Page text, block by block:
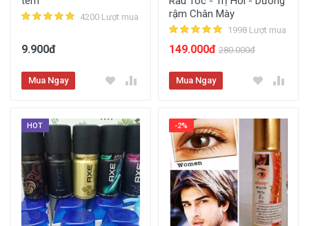
4200 Lượt mua
9.900đ
Mua Ngay
rậm Chân Mày
1998 Lượt mua
149.000đ 280.000đ
Mua Ngay
HOT -2%